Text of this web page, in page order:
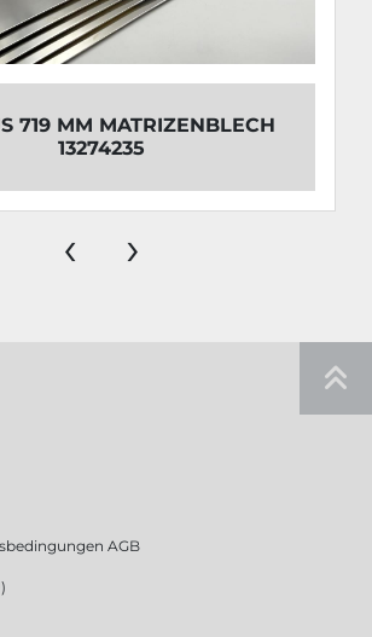
719 MM MATRIZENBLECH
13274235
‹ ›
AGB